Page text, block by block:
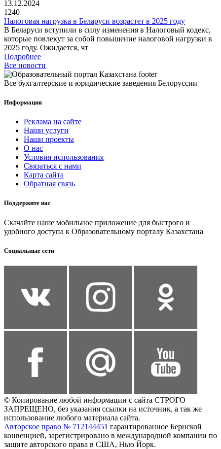
13.12.2024
1240
Налоговая нагрузка в Беларуси возрастет в 2025 году
В Беларуси вступили в силу изменения в Налоговый кодекс,
которые повлекут за собой повышение налоговой нагрузки в
2025 году. Ожидается, чт
Подробнее
Все новости
Все бухгалтерские и юридические заведения Белоруссии
Информация
Реклама на сайте
Наши услуги
Наши проекты
О нас
Условия использования
Связаться с нами
Карта сайта
Обратная связь
Поддержите нас
Скачайте наше мобильное приложение для быстрого и
удобного доступа к Образовательному порталу Казахстана
Социальные сети
© Копирование любой информации с сайта СТРОГО
ЗАПРЕЩЕНО, без указания ссылки на источник, а так же
использование любого материала сайта.
Авторское право № 712144451 гарантированное Бернской
конвенцией, зарегистрировано в международной компании по
защите авторского права в США, Нью Йорк.